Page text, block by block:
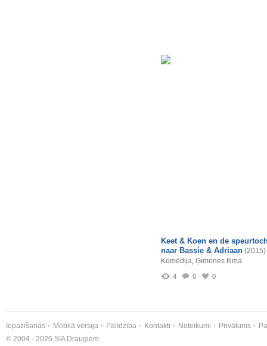
Keet & Koen en de
naar Bassie & Adriaan (2015)
Komēdija, Ģimenes filma
4 0 0
Iepazīšanās Mobilā versija Palīdzība Kontakti Noteikumi Privātums
© 2004 - 2026 SIA Draugiem